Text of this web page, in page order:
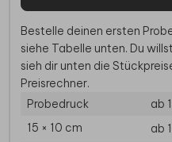
Bestelle deinen ersten
siehe Tabelle unten. Du
sieh dir unten die
Preisrechner.
Probedruck
ab
15 × 10 cm
ab